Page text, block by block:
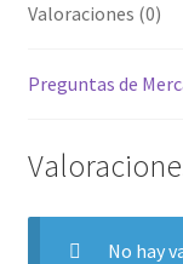
Valoraciones (0)
Preguntas de
No hay